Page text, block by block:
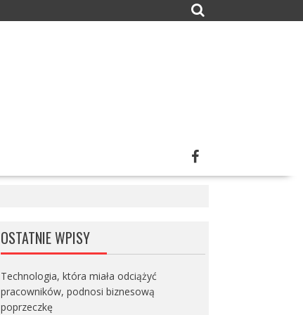
OSTATNIE WPISY
Technologia, która miała odciążyć
pracowników, podnosi biznesową
poprzeczkę